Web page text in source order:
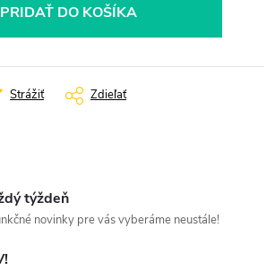
PRIDAŤ DO KOŠÍKA
Strážiť Zdieľať
týždeň
novinky pre vás vyberáme neustále!